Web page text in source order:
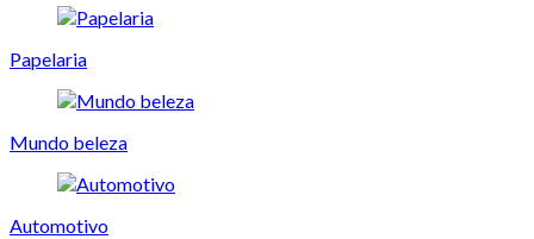
Papelaria
Mundo beleza
Automotivo